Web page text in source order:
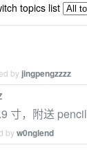
topics list
by jingpengzzzz
寸，附送 pencil
byw0nglend